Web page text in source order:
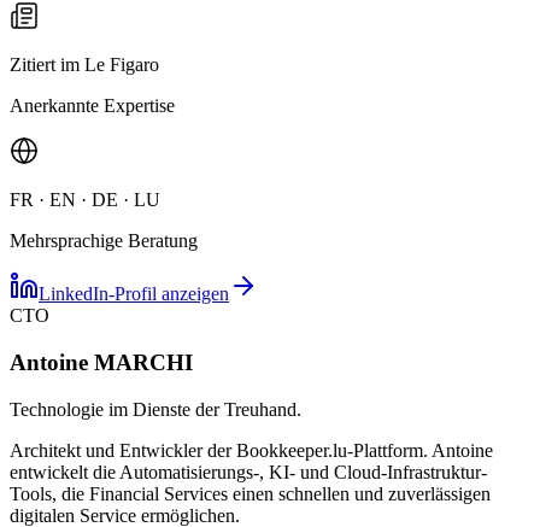
Zitiert im Le Figaro
Anerkannte Expertise
FR · EN · DE · LU
Mehrsprachige Beratung
LinkedIn-Profil anzeigen
CTO
Antoine MARCHI
Technologie im Dienste der Treuhand.
Architekt und Entwickler der Bookkeeper.lu-Plattform. Antoine
entwickelt die Automatisierungs-, KI- und Cloud-Infrastruktur-
Tools, die Financial Services einen schnellen und zuverlässigen
digitalen Service ermöglichen.